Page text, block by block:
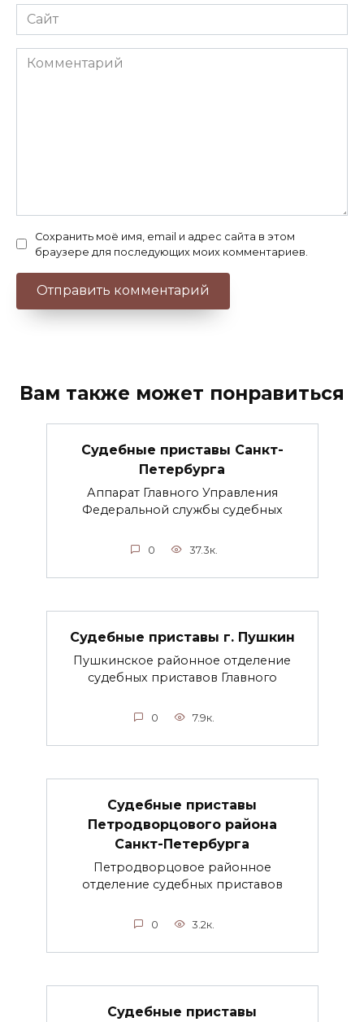
Сайт
Комментарий
Сохранить моё имя, email и адрес сайта в этом
браузере для последующих моих комментариев.
Вам также может понравиться
Судебные приставы Санкт-
Петербурга
Аппарат Главного Управления
Федеральной службы судебных
0 37.3к.
Судебные приставы г. Пушкин
Пушкинское районное отделение
судебных приставов Главного
0 7.9к.
Судебные приставы
Петродворцового района
Санкт-Петербурга
Петродворцовое районное
отделение судебных приставов
0 3.2к.
Судебные приставы